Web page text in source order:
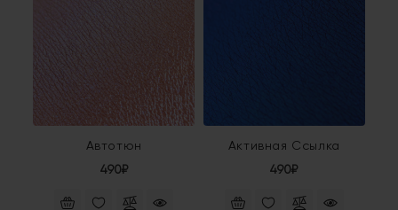
Автотюн
490₽
Активная Ссылка
490₽